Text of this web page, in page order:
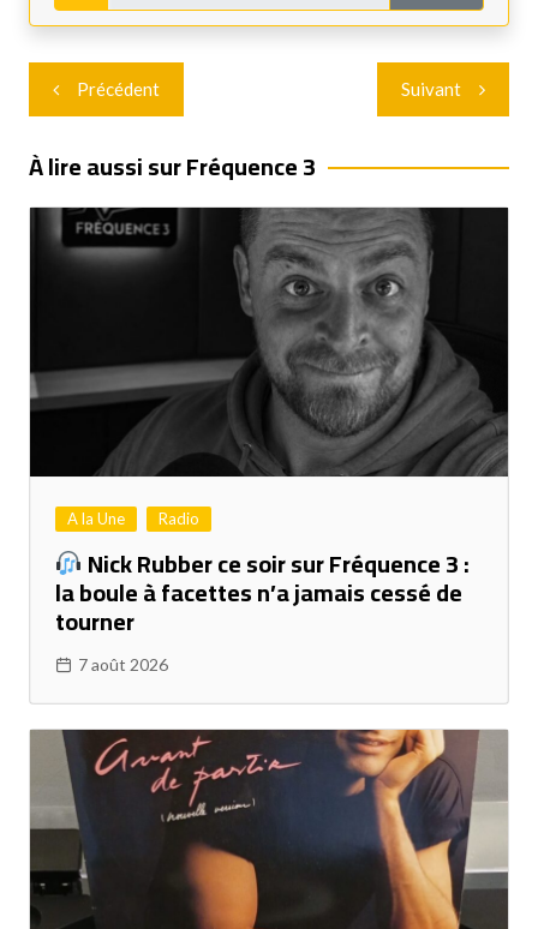
Navigation
de
l’article
Précédent Suivant
À lire aussi sur Fréquence 3
A la Une Radio
Nick Rubber ce soir sur Fréquence 3 :
la boule à facettes n’a jamais cessé de
tourner
7 août 2026